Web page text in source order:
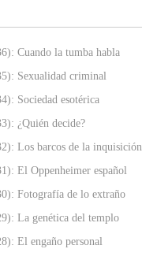
Cuando la tumba habla
Sexualidad criminal
Sociedad esotérica
¿Quién decide?
Los barcos de la inquisición
El Oppenheimer español
Fotografía de lo extraño
La genética del templo
El engaño personal